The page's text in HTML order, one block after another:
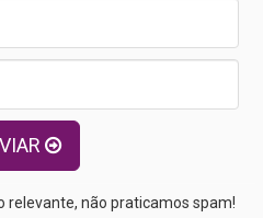
relevante, não praticamos spam!